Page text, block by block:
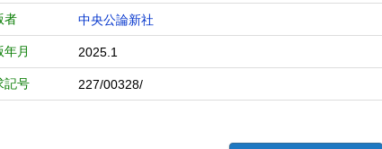
者 中央公論新社
年月 2025.1
記号 227/00328/